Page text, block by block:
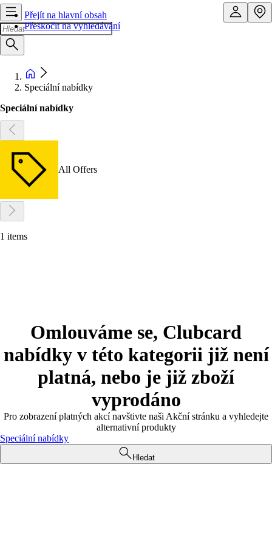
Přejít na hlavní obsah
Přeskočit na vyhledávání
Speciální nabídky
Speciální nabídky
All Offers
1 items
Omlouváme se, Clubcard
nabídky v této kategorii již není
platná, nebo je již zboží
vyprodáno
Pro zobrazení platných akcí navštivte naši Akční stránku a vyhledejte
alternativní produkty
Speciální nabídky
Hledat